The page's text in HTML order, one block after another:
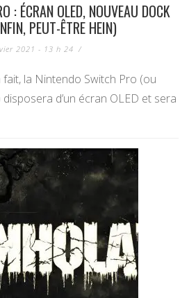
: ÉCRAN OLED, NOUVEAU DOCK
PEUT-ÊTRE HEIN)
2021 - 13 h 24 /
fait, la Nintendo Switch Pro (ou
d’un écran OLED et sera